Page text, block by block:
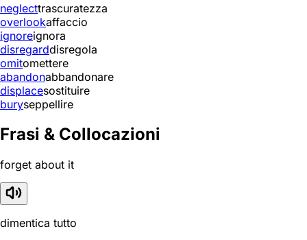
neglecttrascuratezza
overlookaffaccio
ignoreignora
disregarddisregola
omitomettere
abandonabbandonare
displacesostituire
buryseppellire
Frasi & Collocazioni
forget about it
dimentica tutto